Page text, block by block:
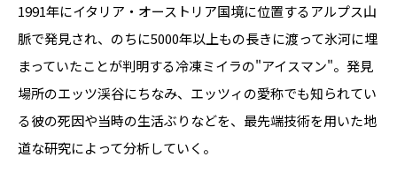
1991年にイタリア・オーストリア国境に位置するアルプス山
脈で発見され、のちに5000年以上もの長きに渡って氷河に埋
まっていたことが判明する冷凍ミイラの"アイスマン"。発見
場所のエッツ渓谷にちなみ、エッツィの愛称でも知られてい
る彼の死因や当時の生活ぶりなどを、最先端技術を用いた地
道な研究によって分析していく。